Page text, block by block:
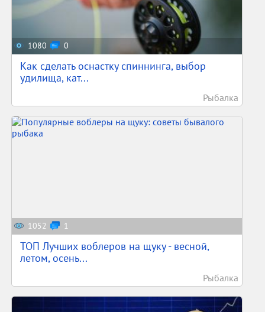
1080 0
Как сделать оснастку спиннинга, выбор
удилища, кат...
Рыбалка
1052 1
ТОП Лучших воблеров на щуку - весной,
летом, осень...
Рыбалка